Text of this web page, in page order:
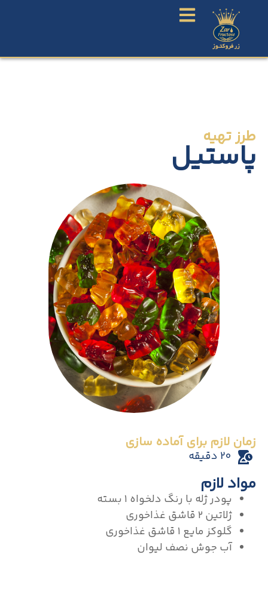
طرز تهیه
پاستیل
زمان لازم برای آماده سازی
20 دقیقه
مواد لازم
پودر ژله با رنگ دلخواه ۱ بسته
ژلاتین ۲ قاشق غذاخوری
گلوکز مایع ۱ قاشق غذاخوری
آب جوش نصف لیوان